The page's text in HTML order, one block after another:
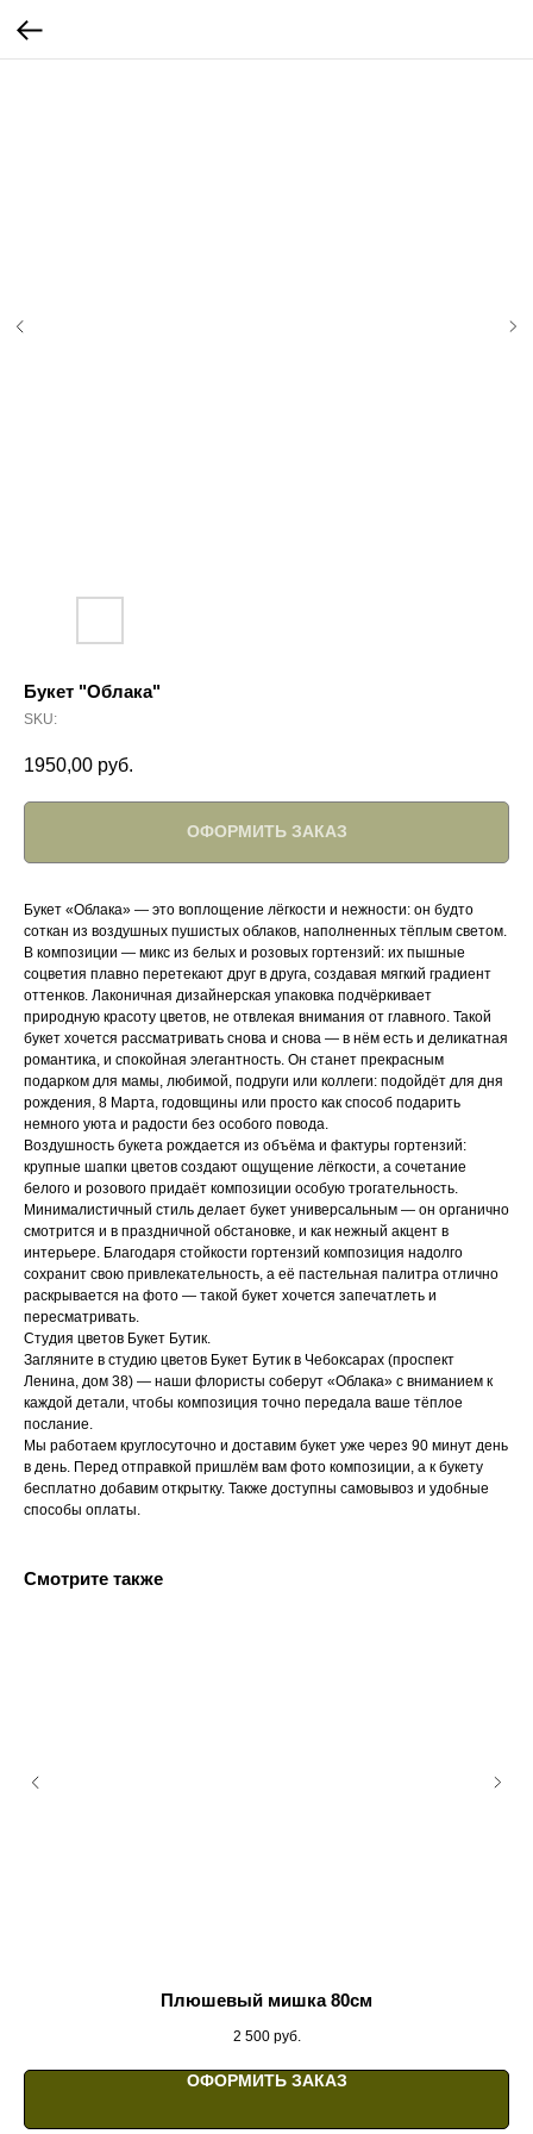
Букет "Облака"
SKU:
1950,00 руб.
ОФОРМИТЬ ЗАКАЗ
Букет «Облака» — это воплощение лёгкости и нежности: он будто
соткан из воздушных пушистых облаков, наполненных тёплым светом.
В композиции — микс из белых и розовых гортензий: их пышные
соцветия плавно перетекают друг в друга, создавая мягкий градиент
оттенков. Лаконичная дизайнерская упаковка подчёркивает
природную красоту цветов, не отвлекая внимания от главного. Такой
букет хочется рассматривать снова и снова — в нём есть и деликатная
романтика, и спокойная элегантность. Он станет прекрасным
подарком для мамы, любимой, подруги или коллеги: подойдёт для дня
рождения, 8 Марта, годовщины или просто как способ подарить
немного уюта и радости без особого повода.
Воздушность букета рождается из объёма и фактуры гортензий:
крупные шапки цветов создают ощущение лёгкости, а сочетание
белого и розового придаёт композиции особую трогательность.
Минималистичный стиль делает букет универсальным — он органично
смотрится и в праздничной обстановке, и как нежный акцент в
интерьере. Благодаря стойкости гортензий композиция надолго
сохранит свою привлекательность, а её пастельная палитра отлично
раскрывается на фото — такой букет хочется запечатлеть и
пересматривать.
Студия цветов Букет Бутик.
Загляните в студию цветов Букет Бутик в Чебоксарах (проспект
Ленина, дом 38) — наши флористы соберут «Облака» с вниманием к
каждой детали, чтобы композиция точно передала ваше тёплое
послание.
Мы работаем круглосуточно и доставим букет уже через 90 минут день
в день. Перед отправкой пришлём вам фото композиции, а к букету
бесплатно добавим открытку. Также доступны самовывоз и удобные
способы оплаты.
Смотрите также
Плюшевый мишка 80см
2 500 руб.
ОФОРМИТЬ ЗАКАЗ